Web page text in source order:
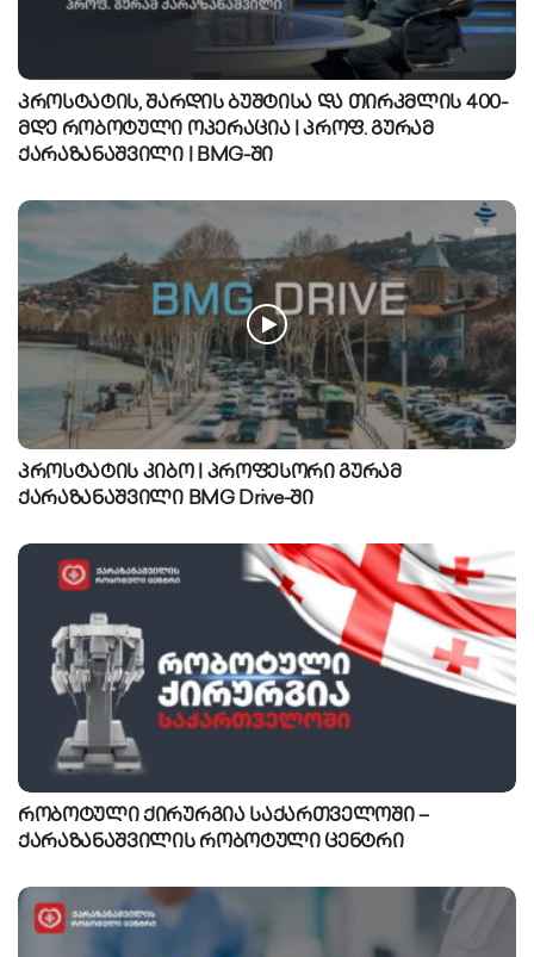
პროსტატის, შარდის ბუშტისა და თირკმლის 400-
მდე რობოტული ოპერაცია | პროფ. გურამ
ქარაზანაშვილი | BMG-ში
პროსტატის კიბო | პროფესორი გურამ
ქარაზანაშვილი BMG Drive-ში
რობოტული ქირურგია საქართველოში –
ქარაზანაშვილის რობოტული ცენტრი